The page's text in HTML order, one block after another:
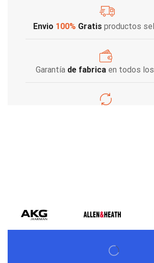
Envio 100% Gratis productos
Garantía de fabricaen todos